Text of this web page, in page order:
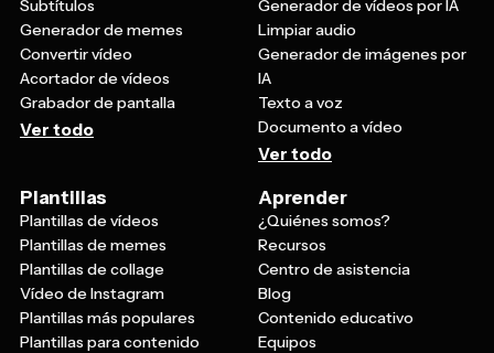
Subtítulos
Generador de memes
Convertir vídeo
Acortador de vídeos
Grabador de pantalla
Ver todo
Generador de vídeos por IA
Limpiar audio
Generador de imágenes por
IA
Texto a voz
Documento a vídeo
Ver todo
Plantillas
Plantillas de vídeos
Plantillas de memes
Plantillas de collage
Vídeo de Instagram
Plantillas más populares
Plantillas para contenido
Aprender
¿Quiénes somos?
Recursos
Centro de asistencia
Blog
Contenido educativo
Equipos